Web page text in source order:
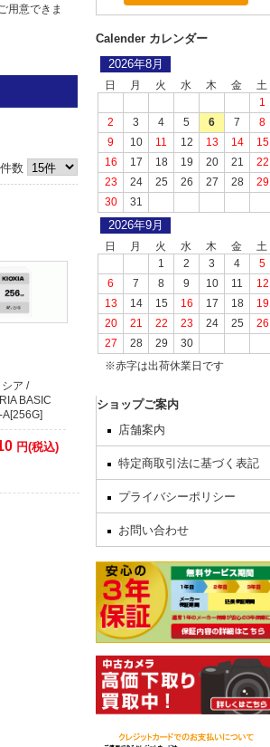
Calender カレンダー
2026年8月
日 月 火 水 木 金 土
1
2
3 4 5 6 7
8
9
10 11 12 13 14
15
16
17 18 19 20 21
22
23
24 25 26 27 28
29
30
31
2026年9月
日 月 火 水 木 金 土
1 2 3 4
5
6
7 8 9 10 11
12
13
14 15 16 17 18
19
20
21 22 23 24 25
26
27
28 29 30
※赤字は出荷休業日です
ショップご案内
店舗案内
特定商取引法に基づく表記
プライバシーポリシー
お問い合わせ
用意できま
ておりま
数
ア /
BASIC
円(税込)